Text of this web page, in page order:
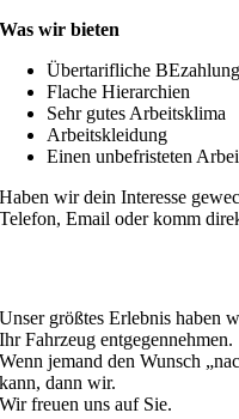
Was wir bieten
Übertarifliche BEzahlung
Flache Hierarchien
Sehr gutes Arbeitsklima
Arbeitskleidung
Einen unbefristeten
Haben wir dein Interesse
Telefon, Email oder komm
Unser größtes Erlebnis haben
Ihr Fahrzeug entgegennehmen.
Wenn jemand den Wunsch
kann, dann wir.
Wir freuen uns auf Sie.